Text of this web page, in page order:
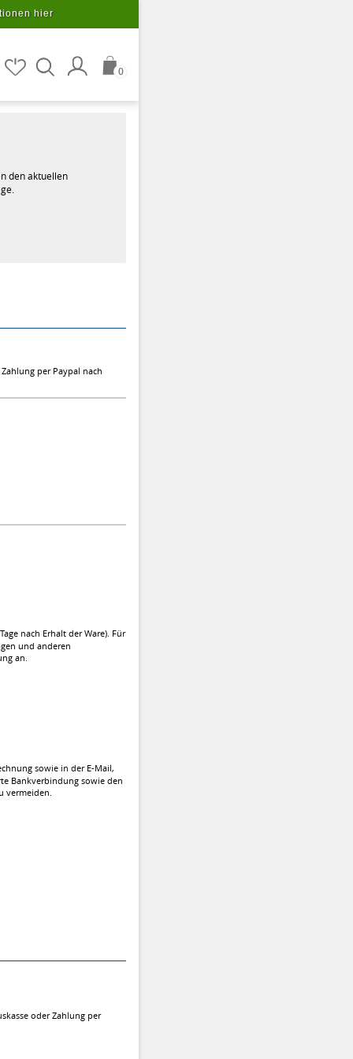
hier
0
den aktuellen
per Paypal nach
nach Erhalt der Ware). Für
und anderen
an.
sowie in der E-Mail,
Bankverbindung sowie den
vermeiden.
oder Zahlung per